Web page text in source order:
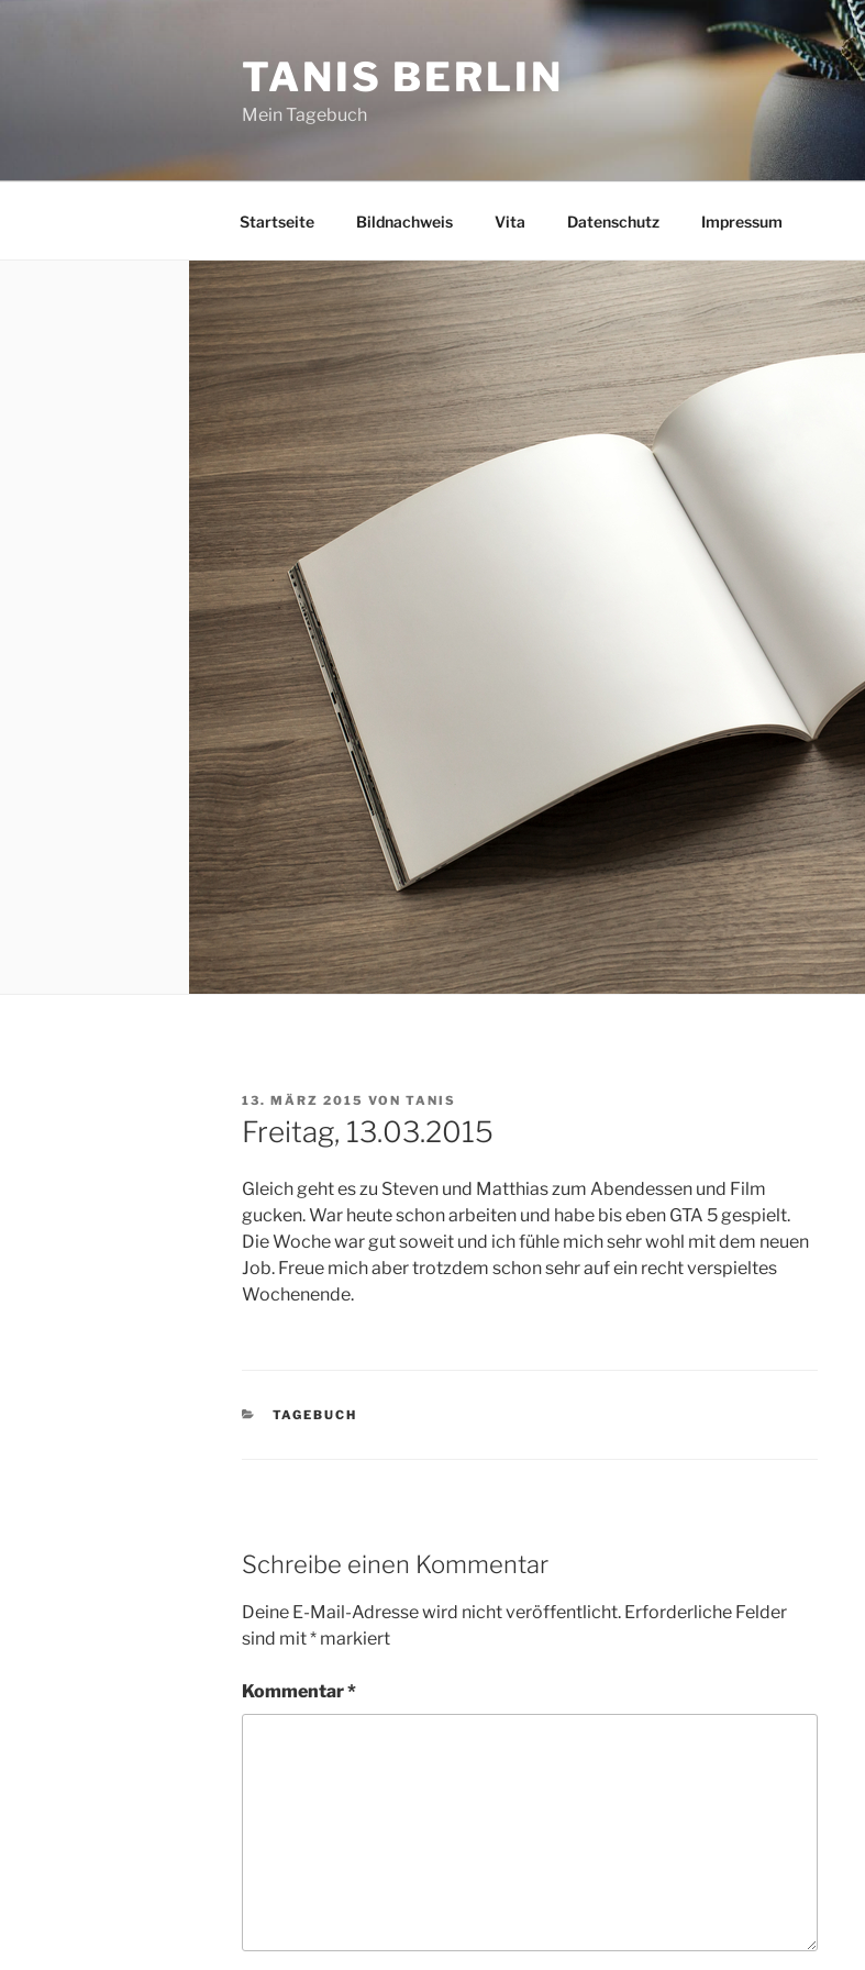
TANIS BERLIN
Mein Tagebuch
Startseite Bildnachweis Vita Datenschutz Impressum
VERÖFFENTLICHT
AM
13. MÄRZ 2015 VON TANIS
Freitag, 13.03.2015
Gleich geht es zu Steven und Matthias zum Abendessen und Film
gucken. War heute schon arbeiten und habe bis eben GTA 5 gespielt.
Die Woche war gut soweit und ich fühle mich sehr wohl mit dem neuen
Job. Freue mich aber trotzdem schon sehr auf ein recht verspieltes
Wochenende.
KATEGORIEN
TAGEBUCH
Schreibe einen Kommentar
Deine E-Mail-Adresse wird nicht veröffentlicht. Erforderliche Felder
sind mit* markiert
Kommentar*